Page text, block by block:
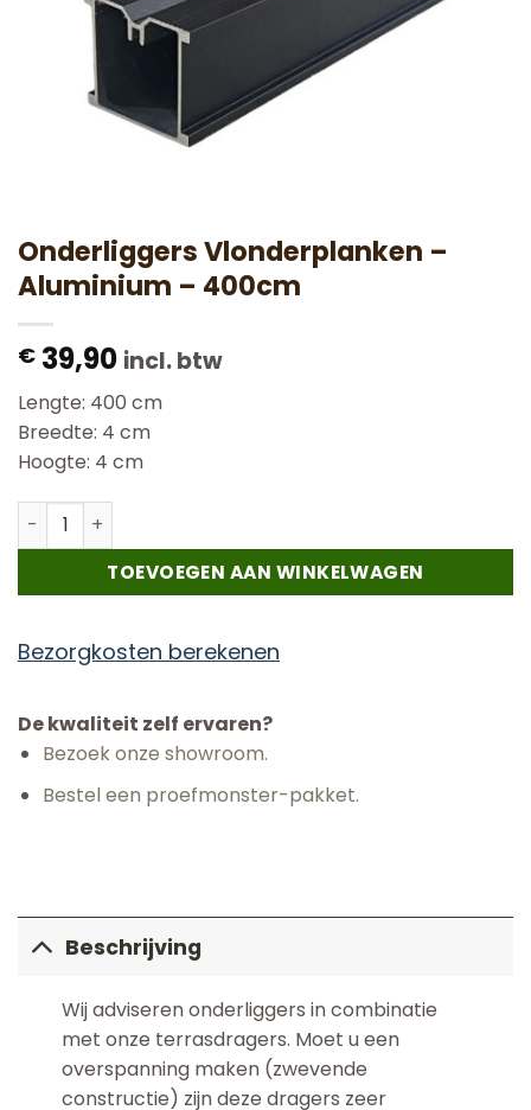
Onderliggers Vlonderplanken –
Aluminium – 400cm
€ 39,90 incl. btw
Lengte: 400 cm
Breedte: 4 cm
Hoogte: 4 cm
Onderliggers Vlonderplanken - Aluminium - 400cm
TOEVOEGEN AAN WINKELWAGEN
Bezorgkosten berekenen
De kwaliteit zelf ervaren?
Bezoek onze showroom.
Bestel een proefmonster-pakket.
Beschrijving
Wij adviseren onderliggers in combinatie
met onze terrasdragers. Moet u een
overspanning maken (zwevende
constructie) zijn deze dragers zeer